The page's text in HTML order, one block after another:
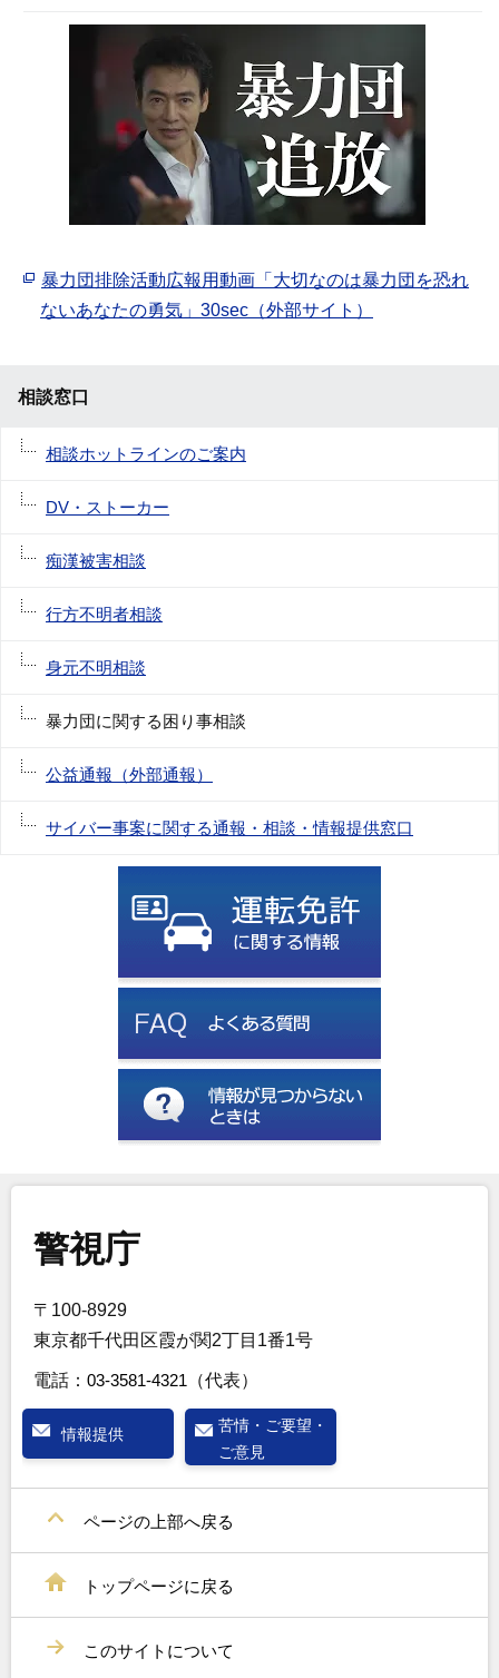
暴力団排除活動広報用動画「大切なのは暴力団を恐れ
ないあなたの勇気」30sec（外部サイト）
相談窓口
相談ホットラインのご案内
DV・ストーカー
痴漢被害相談
行方不明者相談
身元不明相談
暴力団に関する困り事相談
公益通報（外部通報）
サイバー事案に関する通報・相談・情報提供窓口
警視庁
〒100-8929
東京都千代田区霞が関2丁目1番1号
電話： 03-3581-4321 （代表）
情報提供
苦情・ご要望・
ご意見
ページの上部へ戻る
トップページに戻る
このサイトについて